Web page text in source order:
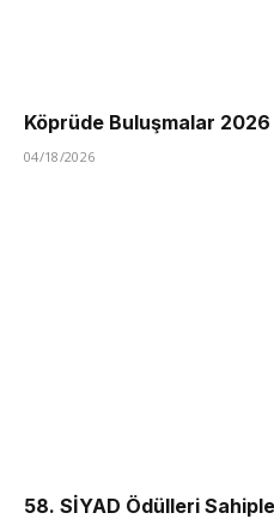
Köprüde Buluşmalar
04/18/2026
58. SİYAD Ödülleri